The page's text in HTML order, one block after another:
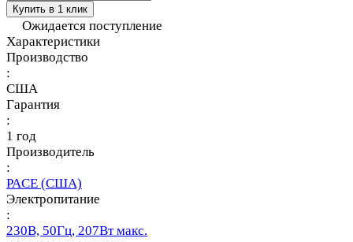
Купить в 1 клик
Ожидается поступление
Характеристики
Производство
:
США
Гарантия
:
1 год
Производитель
:
PACE (США)
Электропитание
:
230В, 50Гц, 207Вт макс.